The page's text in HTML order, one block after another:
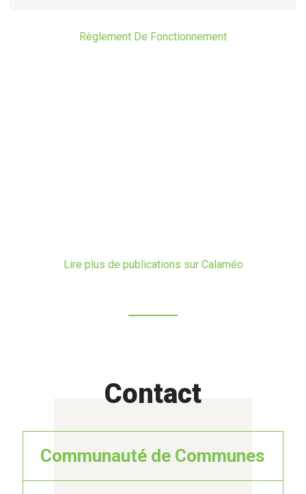
Règlement De Fonctionnement
Lire plus de publications sur Calaméo
Contact
Communauté de Communes